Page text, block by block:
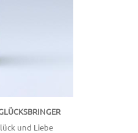
und Liebe